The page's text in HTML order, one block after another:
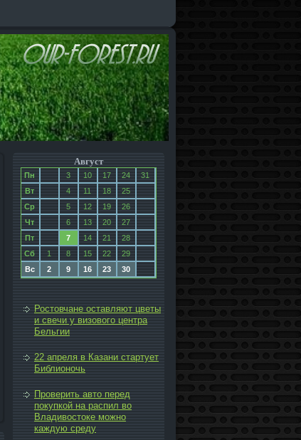
Август
Пн 3 10 17 24
31
Вт
4 11 18
25
Ср
5 12 19
26
Чт
6 13 20
27
Пт
7 14 21
28
Сб
1 8 15 22
29
Вс
2 9 16 23 30
Ростовчане оставляют цветы
и свечи у визового центра
Бельгии
22 апреля в Казани стартует
Библионочь
Проверить авто перед
покупкой на распил во
Владивостоке можно
каждую среду